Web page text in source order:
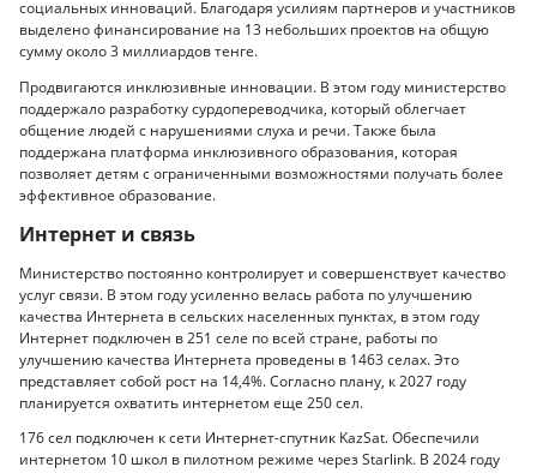
социальных инноваций. Благодаря усилиям партнеров и участников
выделено финансирование на 13 небольших проектов на общую
сумму около 3 миллиардов тенге.
Продвигаются инклюзивные инновации. В этом году министерство
поддержало разработку сурдопереводчика, который облегчает
общение людей с нарушениями слуха и речи. Также была
поддержана платформа инклюзивного образования, которая
позволяет детям с ограниченными возможностями получать более
эффективное образование.
Интернет и связь
Министерство постоянно контролирует и совершенствует качество
услуг связи. В этом году усиленно велась работа по улучшению
качества Интернета в сельских населенных пунктах, в этом году
Интернет подключен в 251 селе по всей стране, работы по
улучшению качества Интернета проведены в 1463 селах. Это
представляет собой рост на 14,4%. Согласно плану, к 2027 году
планируется охватить интернетом еще 250 сел.
176 сел подключен к сети Интернет-спутник KazSat. Обеспечили
интернетом 10 школ в пилотном режиме через Starlink. В 2024 году